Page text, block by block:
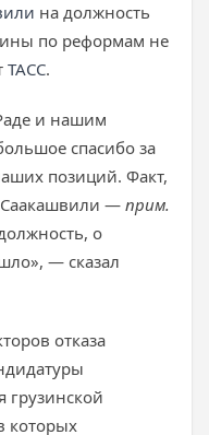
на должность
по реформам не
ТАСС.
и нашим
спасибо за
позиций. Факт,
— прим.
о
— сказал
отказа
грузинской
которых